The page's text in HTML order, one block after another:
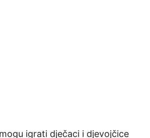
igrati dječaci i djevojčice